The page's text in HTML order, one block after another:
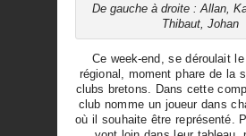
De gauche à droite : Allan,
Thibaut, Johan
Ce week-end, se déroulait
régional, moment phare de la
clubs bretons. Dans cette
club nomme un joueur dans
où il souhaite être représenté.